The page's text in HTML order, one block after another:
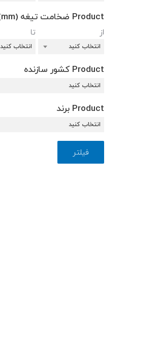
Product ضخامت تیغه (mm)
از
انتخاب کنید
تا
انتخاب کنید
Product کشور سازنده
انتخاب کنید
Product برند
انتخاب کنید
فیلتر